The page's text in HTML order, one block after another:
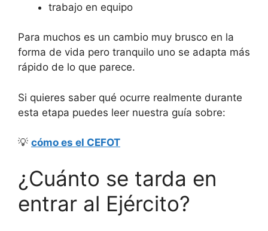
trabajo en equipo
Para muchos es un cambio muy brusco en la
forma de vida pero tranquilo uno se adapta más
rápido de lo que parece.
Si quieres saber qué ocurre realmente durante
esta etapa puedes leer nuestra guía sobre:
💡 cómo es el CEFOT
¿Cuánto se tarda en
entrar al Ejército?